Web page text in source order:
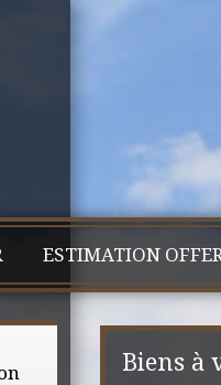
ESTIMATION
Biens à